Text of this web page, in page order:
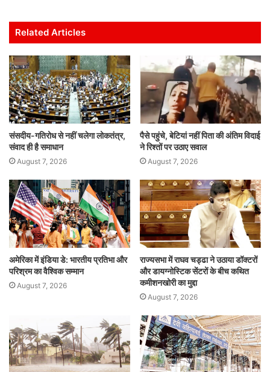
s
A
p
p
e
b
o
o
k
er l
e
dI
n
e
Related Articles
संसदीय-गतिरोध से नहीं चलेगा लोकतंत्र,
संवाद ही है समाधान
August 7, 2026
पैसे पहुंचे, बेटियां नहीं पिता की अंतिम विदाई
ने रिश्तों पर उठाए सवाल
August 7, 2026
अमेरिका में इंडिया डे: भारतीय प्रतिभा और
परिश्रम का वैश्विक सम्मान
August 7, 2026
राज्यसभा में राघव चड्ढा ने उठाया डॉक्टरों
और डायग्नोस्टिक सेंटरों के बीच कथित
कमीशनखोरी का मुद्दा
August 7, 2026